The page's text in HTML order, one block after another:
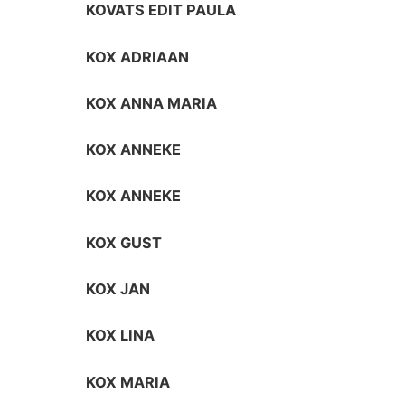
KOVATS EDIT PAULA
KOX ADRIAAN
KOX ANNA MARIA
KOX ANNEKE
KOX ANNEKE
KOX GUST
KOX JAN
KOX LINA
KOX MARIA